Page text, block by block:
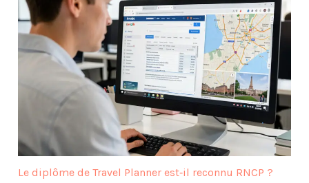
Le diplôme de Travel Planner est‑il reconnu RNCP ?